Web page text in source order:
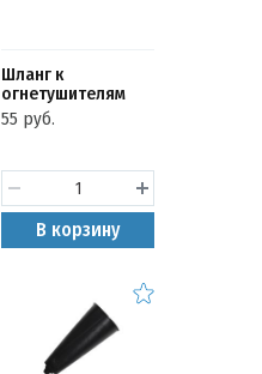
Шланг к
огнетушителям
(ОП d-16мм)
55 руб.
В корзину